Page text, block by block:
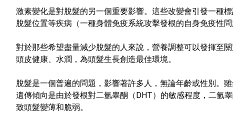
激素變化是對脫髮的另一個重要影響。這些改變會引發一種
脫髮位置等疾病（一種身體免疫系統攻擊發根的自身免疫性
對於那些希望盡量減少脫髮的人來說，營養調整可以發揮至
頭皮健康、水潤，為頭髮生長創造最佳環境。
脫髮是一個普遍的問題，影響著許多人，無論年齡或性別。
遺傳傾向是由於發根對二氫睾酮（DHT）的敏感程度，二氫
致頭髮變薄和脆弱。